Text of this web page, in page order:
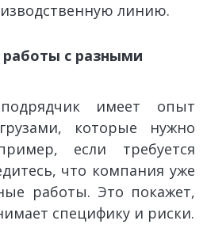
линию.
с разными
имеет опыт
которые нужно
если требуется
что компания уже
работы. Это покажет,
специфику и риски.